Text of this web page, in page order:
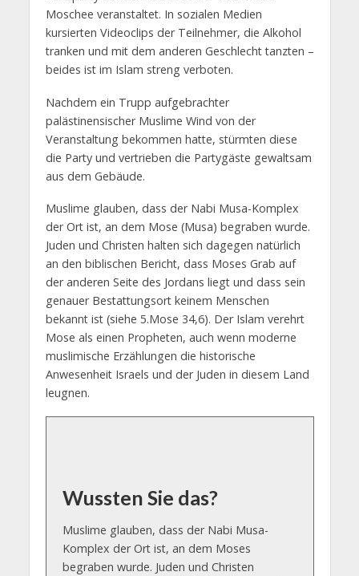
Moschee veranstaltet. In sozialen Medien
kursierten Videoclips der Teilnehmer, die Alkohol
tranken und mit dem anderen Geschlecht tanzten –
beides ist im Islam streng verboten.
Nachdem ein Trupp aufgebrachter
palästinensischer Muslime Wind von der
Veranstaltung bekommen hatte, stürmten diese
die Party und vertrieben die Partygäste gewaltsam
aus dem Gebäude.
Muslime glauben, dass der Nabi Musa-Komplex
der Ort ist, an dem Mose (Musa) begraben wurde.
Juden und Christen halten sich dagegen natürlich
an den biblischen Bericht, dass Moses Grab auf
der anderen Seite des Jordans liegt und dass sein
genauer Bestattungsort keinem Menschen
bekannt ist (siehe 5.Mose 34,6). Der Islam verehrt
Mose als einen Propheten, auch wenn moderne
muslimische Erzählungen die historische
Anwesenheit Israels und der Juden in diesem Land
leugnen.
Wussten Sie das?
Muslime glauben, dass der Nabi Musa-
Komplex der Ort ist, an dem Moses
begraben wurde. Juden und Christen